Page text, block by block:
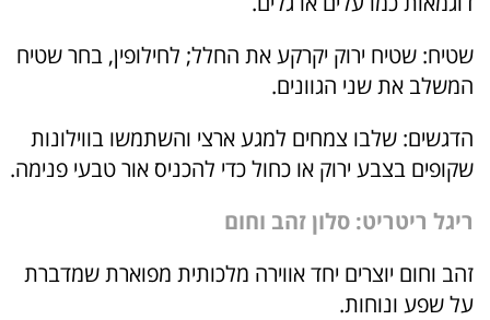
שטיח: שטיח ירוק יקרקע את החלל; לחילופין, בחר שטיח
המשלב את שני הגוונים.
הדגשים: שלבו צמחים למגע ארצי והשתמשו בווילונות
שקופים בצבע ירוק או כחול כדי להכניס אור טבעי פנימה.
ריגל ריטריט: סלון זהב וחום
זהב וחום יוצרים יחד אווירה מלכותית מפוארת שמדברת
על שפע ונוחות.